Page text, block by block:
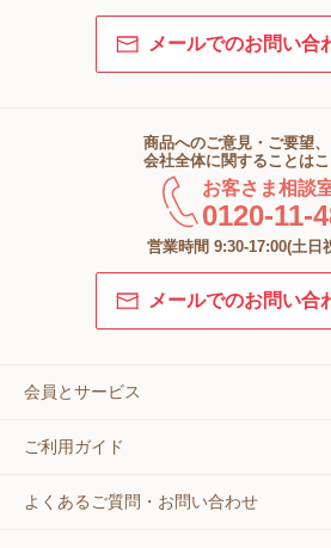
メールでのお問い合
商品へのご意見・ご要望、
会社全体に関することは
お客さま相談
0120-11-
営業時間 9:30-17:00(土日
メールでのお問い合
会員とサービス
ご利用ガイド
よくあるご質問・お問い合わせ